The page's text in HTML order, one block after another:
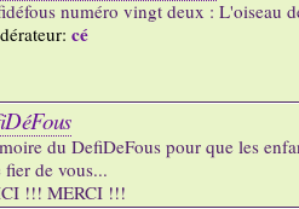
numéro vingt deux : L'oiseau
cé
du DefiDeFous pour que les
fier de vous...
!!! MERCI !!!